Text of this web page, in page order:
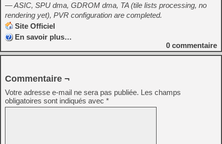
— ASIC, SPU dma, GDROM dma, TA (tile lists processing, no
rendering yet), PVR configuration are completed.
Site Officiel
En savoir plus…
0 commentaire
Commentaire ¬
Votre adresse e-mail ne sera pas publiée. Les champs
obligatoires sont indiqués avec *